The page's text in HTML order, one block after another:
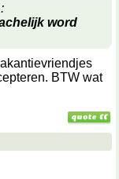
:
word
BTW wat